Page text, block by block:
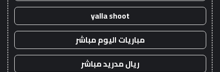
yalla shoot
مباريات اليوم مباشر
ريال مدريد مباشر